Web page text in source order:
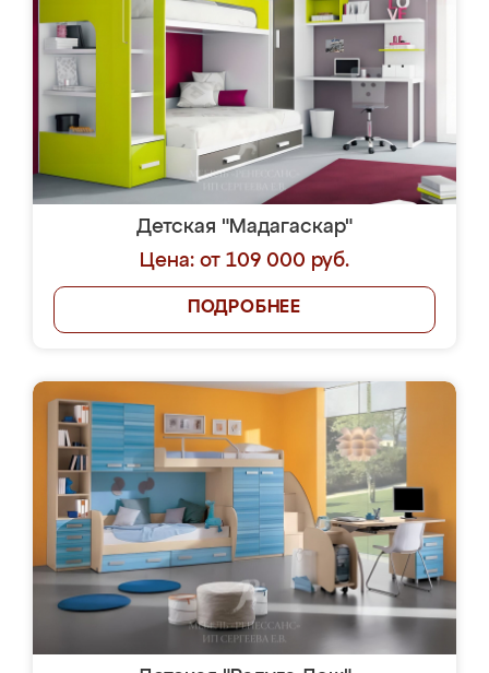
Детская "Мадагаскар"
Цена: от 109 000 руб.
ПОДРОБНЕЕ